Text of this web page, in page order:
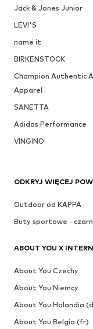
Jack & Jones Junior
LEVI'S
name it
BIRKENSTOCK
Champion Authentic
Apparel
SANETTA
Adidas Performance
VINGINO
ODKRYJ WIĘCEJ
Outdoor od KAPPA
Buty sportowe -
ABOUT YOU X
About You Czechy
About You Niemcy
About You Holandia
About You Belgia (fr)